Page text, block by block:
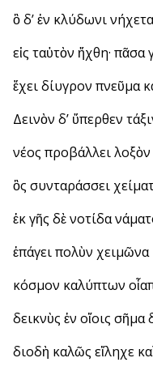
ὃ δ’ ἐν κλύδωνι
εἰς ταὐτὸν ἤχθη·
ἔχει δίυγρον πνεῦμα
Δεινὸν δ’ ὕπερθεν
νέος προβάλλει
ὃς συνταράσσει
ἐκ γῆς δὲ νοτίδα
ἐπάγει πολὺν χειμῶνα
κόσμον καλύπτων
δεικνὺς ἐν οἵοις
διοδὴ καλῶς εἴληχε